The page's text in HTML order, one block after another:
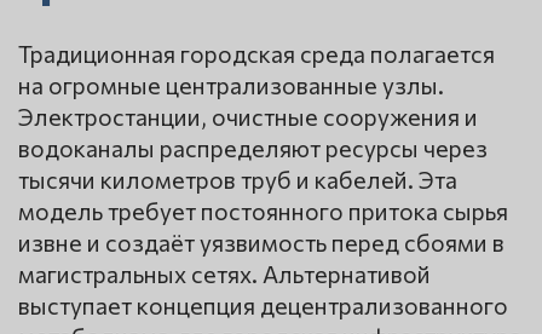
Традиционная городская среда полагается
на огромные централизованные узлы.
Электростанции, очистные сооружения и
водоканалы распределяют ресурсы через
тысячи километров труб и кабелей. Эта
модель требует постоянного притока сырья
извне и создаёт уязвимость перед сбоями в
магистральных сетях. Альтернативой
выступает концепция децентрализованного